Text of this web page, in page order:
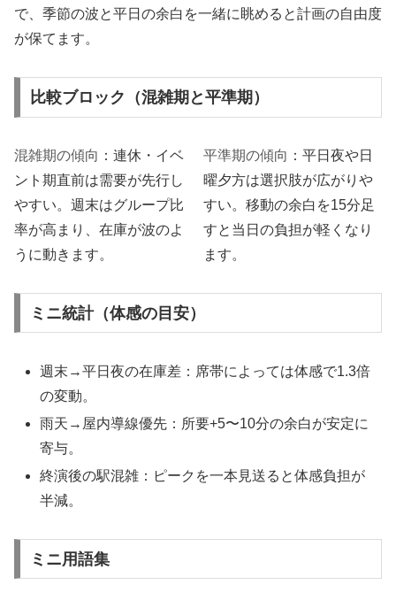
で、季節の波と平日の余白を一緒に眺めると計画の自由度
が保てます。
比較ブロック（混雑期と平準期）
混雑期の傾向 ：連休・イベ
ント期直前は需要が先行し
やすい。週末はグループ比
率が高まり、在庫が波のよ
うに動きます。
平準期の傾向 ：平日夜や日
曜夕方は選択肢が広がりや
すい。移動の余白を15分足
すと当日の負担が軽くなり
ます。
ミニ統計（体感の目安）
週末→平日夜の在庫差：席帯によっては体感で1.3倍
の変動。
雨天→屋内導線優先：所要+5〜10分の余白が安定に
寄与。
終演後の駅混雑：ピークを一本見送ると体感負担が
半減。
ミニ用語集